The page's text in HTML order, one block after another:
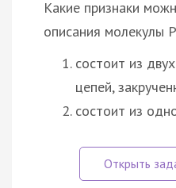
Какие признаки
описания молекулы
состоит из
цепей,
состоит из